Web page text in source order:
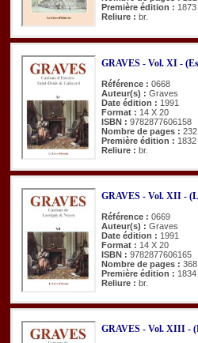
Première édition : 1873
Reliure : br.
GRAVES - Vol. XI -
Référence : 0668
Auteur(s) : Graves
Date édition : 1991
Format : 14 X 20
ISBN : 9782877606158
Nombre de pages : 232
Première édition : 1832
Reliure : br.
GRAVES - Vol. XII -
Référence : 0669
Auteur(s) : Graves
Date édition : 1991
Format : 14 X 20
ISBN : 9782877606165
Nombre de pages : 368
Première édition : 1834
Reliure : br.
GRAVES - Vol. XIII -